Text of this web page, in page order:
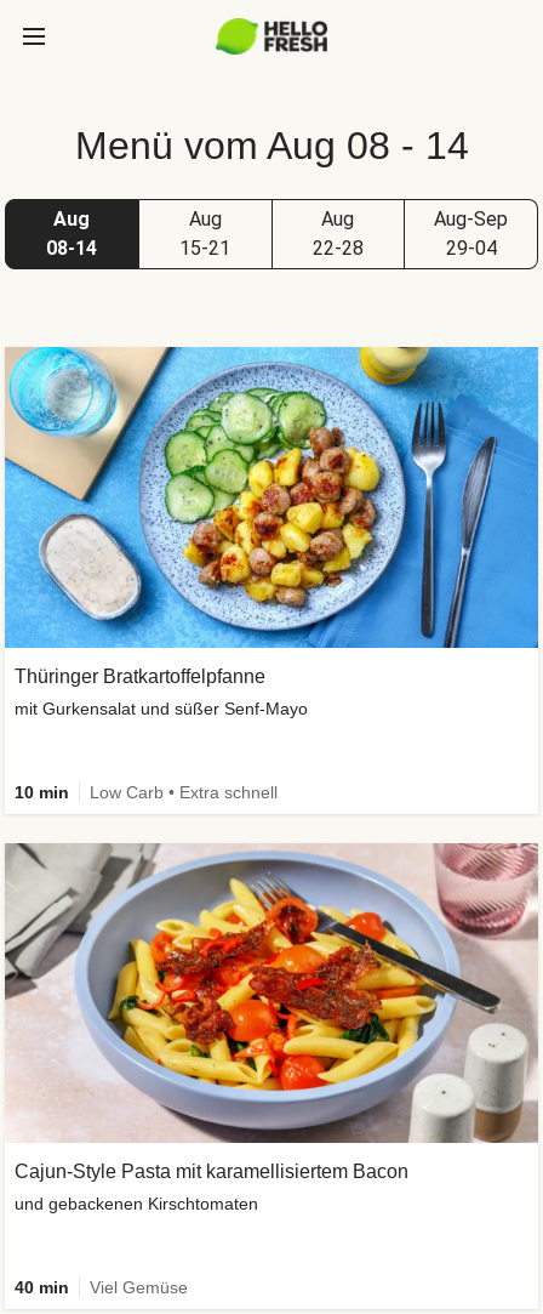
Menü vom Aug 08 - 14
Aug
08-14
Aug
15-21
Aug
22-28
Aug-Sep
29-04
Cajun-Style Pasta mit karamellisiertem Bacon
und gebackenen Kirschtomaten
40 min Viel Gemüse
Thüringer Bratkartoffelpfanne
mit Gurkensalat und süßer Senf-Mayo
10 min Low Carb • Extra schnell